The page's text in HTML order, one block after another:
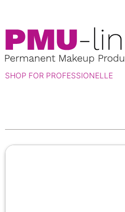
SHOP FOR PROFESSIONELLE